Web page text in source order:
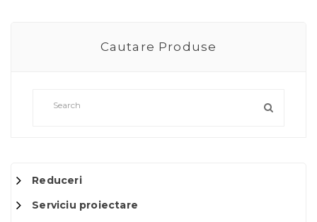
Cautare Produse
Reduceri
Serviciu proiectare